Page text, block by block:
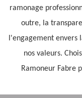
ramonage
outre, la
l'engagement
nos valeurs.
Ramoneur Fabre